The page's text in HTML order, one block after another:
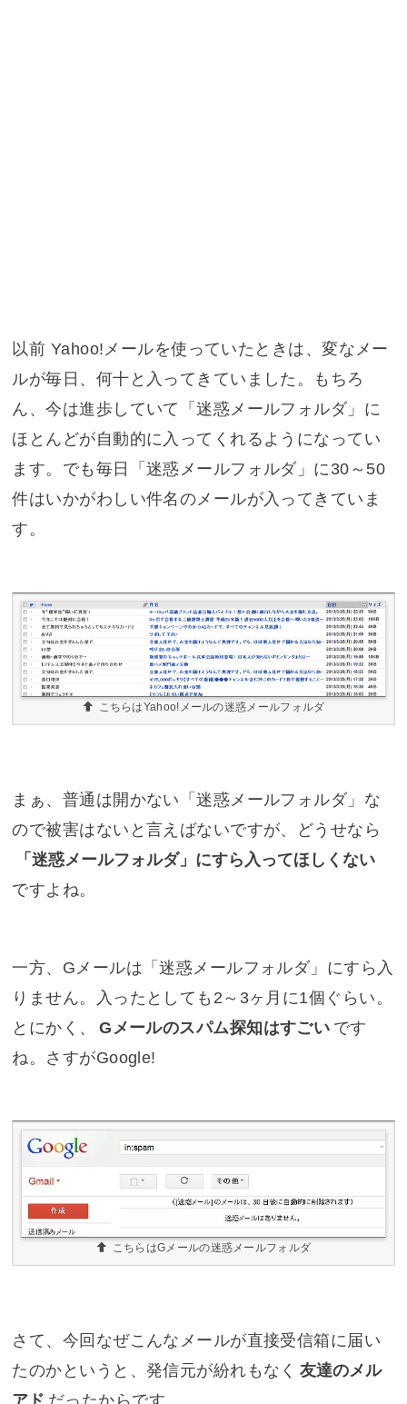
以前 Yahoo!メールを使っていたときは、変なメー
ルが毎日、何十と入ってきていました。もちろ
ん、今は進歩していて「迷惑メールフォルダ」に
ほとんどが自動的に入ってくれるようになってい
ます。でも毎日「迷惑メールフォルダ」に30～50
件はいかがわしい件名のメールが入ってきていま
す。
こちらはYahoo!メールの迷惑メールフォルダ
まぁ、普通は開かない「迷惑メールフォルダ」な
ので被害はないと言えばないですが、どうせなら
「迷惑メールフォルダ」にすら入ってほしくない
ですよね。
一方、Gメールは「迷惑メールフォルダ」にすら入
りません。入ったとしても2～3ヶ月に1個ぐらい。
とにかく、
Gメールのスパム探知はすごい です
ね。さすがGoogle!
こちらはGメールの迷惑メールフォルダ
さて、今回なぜこんなメールが直接受信箱に届い
たのかというと、発信元が紛れもなく 友達のメル
アド だったからです。